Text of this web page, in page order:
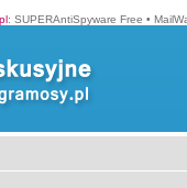
: SUPERAntiSpyware Free •